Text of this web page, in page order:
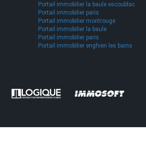
Portail immobilier la baule escoublac
Portail immobilier paris
Portail immobilier montrouge
Portail immobilier la baule
Portail immobilier paris
Portail immobilier enghien les bains